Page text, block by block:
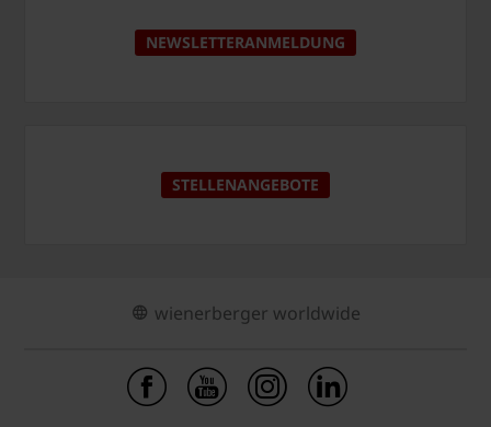
NEWSLETTERANMELDUNG
STELLENANGEBOTE
wienerberger worldwide